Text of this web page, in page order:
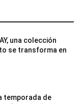
una colección
se transforma en
temporada de